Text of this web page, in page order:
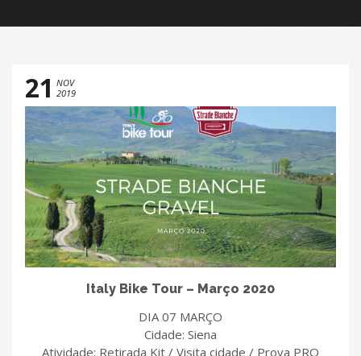
21 NOV
2019
Italy Bike Tour – Março 2020
DIA 07 MARÇO
Cidade: Siena
Atividade: Retirada Kit / Visita cidade / Prova PRO